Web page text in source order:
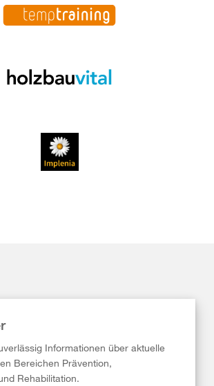
Informationen über aktuelle
Bereichen Prävention,
Rehabilitation.